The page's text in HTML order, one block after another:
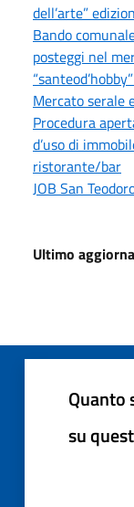
dell’arte”
Bando
posteggi nel
Mercato serale
Procedura
d’uso di
ristorante/bar
JOB San
Ultimo
Quanto
su